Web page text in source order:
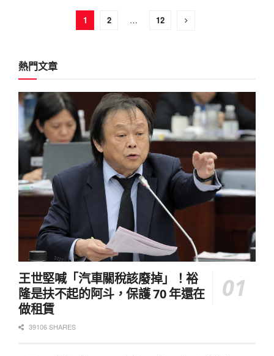
1 2 … 12
熱門文章
王世堅喊「汽車關稅該廢掉」！裕
隆是扶不起的阿斗，保護 70 年還在
做租賃
39106 SHARES